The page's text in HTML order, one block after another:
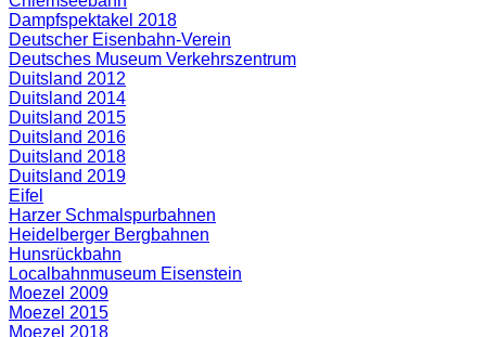
Dampfspektakel 2018
Deutscher Eisenbahn-Verein
Deutsches Museum Verkehrszentrum
Duitsland 2012
Duitsland 2014
Duitsland 2015
Duitsland 2016
Duitsland 2018
Duitsland 2019
Eifel
Harzer Schmalspurbahnen
Heidelberger Bergbahnen
Hunsrückbahn
Localbahnmuseum Eisenstein
Moezel 2009
Moezel 2015
Moezel 2018